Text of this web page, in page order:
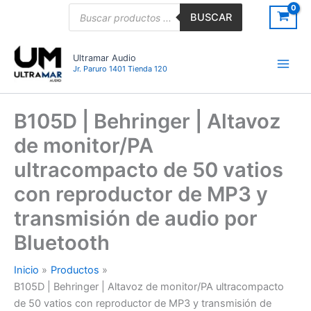
BUSCAR
Ultramar Audio
Jr. Paruro 1401 Tienda 120
B105D | Behringer | Altavoz
de monitor/PA
ultracompacto de 50 vatios
con reproductor de MP3 y
transmisión de audio por
Bluetooth
Inicio
Productos
B105D | Behringer | Altavoz de monitor/PA ultracompacto
de 50 vatios con reproductor de MP3 y transmisión de